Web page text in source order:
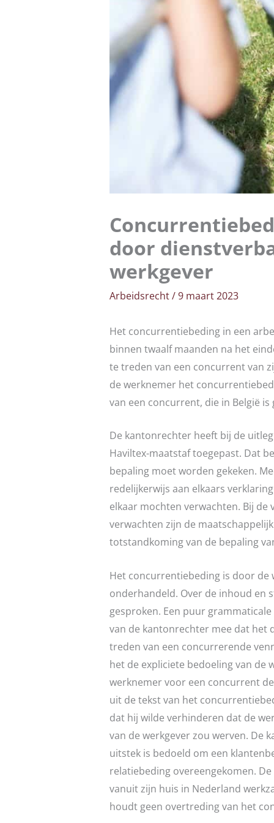
door
werkgever
Arbeidsrecht/9 maart 2023
Het concurrentiebeding in een
binnen twaalf maanden na het
te treden van een concurrent van
de werknemer het
van een concurrent, die in België is
De kantonrechter heeft bij de
Haviltex-maatstaf toegepast. Dat
bepaling moet worden gekeken.
redelijkerwijs aan elkaars
elkaar mochten verwachten. Bij
verwachten zijn de
totstandkoming van de bepaling
Het concurrentiebeding is door de
onderhandeld. Over de inhoud en
gesproken. Een puur
van de kantonrechter mee dat het
treden van een concurrerende
het de expliciete bedoeling van de
werknemer voor een concurrent
uit de tekst van het
dat hij wilde verhinderen dat de
van de werkgever zou werven. De
uitstek is bedoeld om een
relatiebeding overeengekomen.
vanuit zijn huis in Nederland
houdt geen overtreding van het